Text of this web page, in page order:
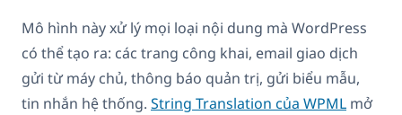
Mô hình này xử lý mọi loại nội dung mà WordPress
có thể tạo ra: các trang công khai, email giao dịch
gửi từ máy chủ, thông báo quản trị, gửi biểu mẫu,
tin nhắn hệ thống. String Translation của WPML mở